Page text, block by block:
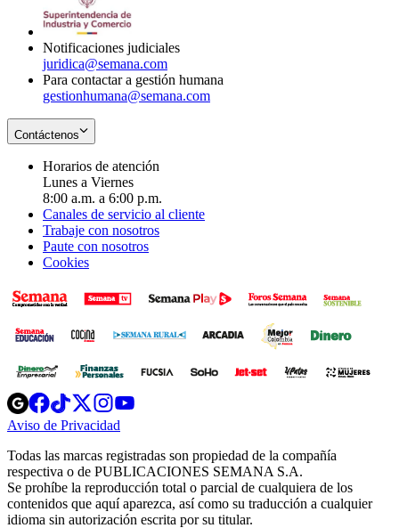
Notificaciones judiciales
juridica@semana.com
Para contactar a gestión humana
gestionhumana@semana.com
Contáctenos
Horarios de atención
Lunes a Viernes
8:00 a.m. a 6:00 p.m.
Canales de servicio al cliente
Trabaje con nosotros
Paute con nosotros
Cookies
Opens
in
new
Opens
in
new
Opens
in
new
window
Opens
new
windowwindow
Aviso de Privacidad
new
window
Todas las marcas registradas son propiedad de la compañía
respectiva o de PUBLICACIONES SEMANA S.A.
Se prohíbe la reproducción total o parcial de cualquiera de los
contenidos que aquí aparezca, así como su traducción a cualquier
idioma sin autorización escrita por su titular.